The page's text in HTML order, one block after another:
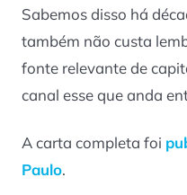
Sabemos disso há
também não custa
fonte relevante de
canal esse que anda
A carta completa foi
Paulo.